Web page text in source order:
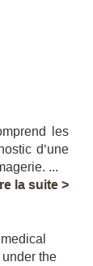
les
d’une
...
la suite >
the